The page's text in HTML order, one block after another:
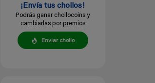
¡Envía tus chollos!
Podrás ganar chollocoins y
cambiarlas por premios
Enviar chollo